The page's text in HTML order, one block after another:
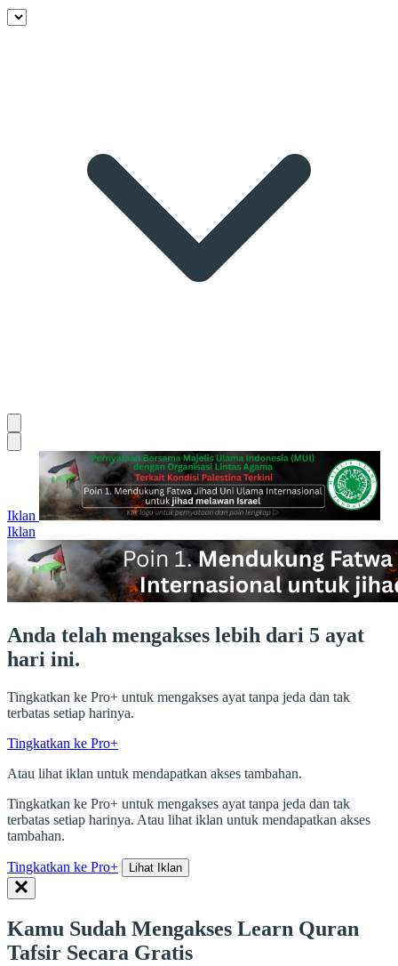
Iklan
Iklan
Anda telah mengakses lebih dari 5 ayat
hari ini.
Tingkatkan ke Pro+ untuk mengakses ayat tanpa jeda dan tak
terbatas setiap harinya.
Tingkatkan ke Pro+
Atau lihat iklan untuk mendapatkan akses tambahan.
Tingkatkan ke Pro+ untuk mengakses ayat tanpa jeda dan tak
terbatas setiap harinya. Atau lihat iklan untuk mendapatkan akses
tambahan.
Tingkatkan ke Pro+ Lihat Iklan
Kamu Sudah Mengakses Learn Quran
Tafsir Secara Gratis